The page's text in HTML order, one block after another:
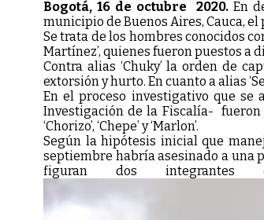
Bogotá, 16 de octubre 2020. En
municipio de Buenos Aires, Cauca,
Se trata de los hombres conocidos
Martínez’, quienes fueron puestos a
Contra alias ‘Chuky’ la orden de
extorsión y hurto. En cuanto a alias
En el proceso investigativo que se
Investigación de la Fiscalía- fueron
‘Chorizo’, ‘Chepe’ y ‘Marlon’.
Según la hipótesis inicial que
septiembre habría asesinado a una
figuran dos